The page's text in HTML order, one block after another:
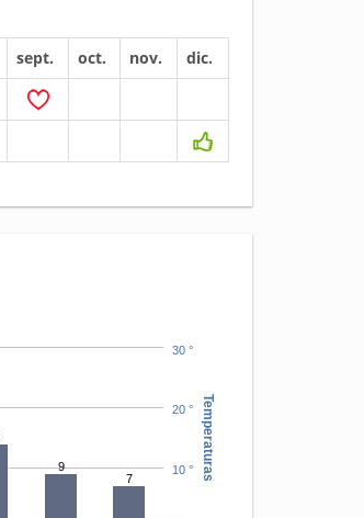
sept. oct. nov.
dic.
Temperaturas
9
7
10 °
20 °
30 °